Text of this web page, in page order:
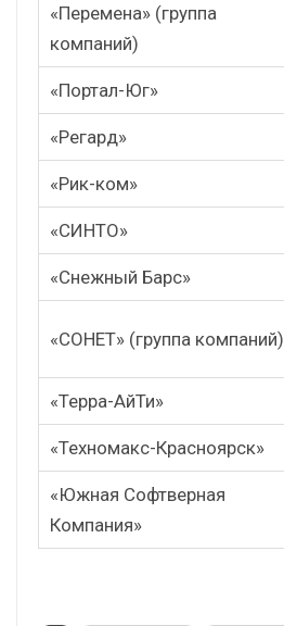
«Перемена» (группа
компаний)
«Портал-Юг»
«Регард»
«Рик-ком»
«СИНТО»
«Снежный Барс»
«СОНЕТ» (группа компаний)
«Терра-АйТи»
«Техномакс-Красноярск»
«Южная Софтверная
Компания»